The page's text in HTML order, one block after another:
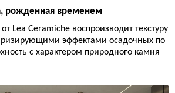
рожденная временем
Lea Ceramiche воспроизводит текстуру
эффектами осадочных по
с характером природного камня